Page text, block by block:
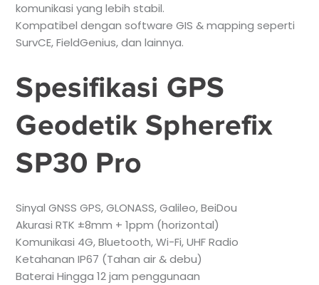
komunikasi yang lebih stabil.
Kompatibel dengan software GIS & mapping seperti
SurvCE, FieldGenius, dan lainnya.
Spesifikasi GPS
Geodetik Spherefix
SP30 Pro
Sinyal GNSS GPS, GLONASS, Galileo, BeiDou
Akurasi RTK ±8mm + 1ppm (horizontal)
Komunikasi 4G, Bluetooth, Wi-Fi, UHF Radio
Ketahanan IP67 (Tahan air & debu)
Baterai Hingga 12 jam penggunaan